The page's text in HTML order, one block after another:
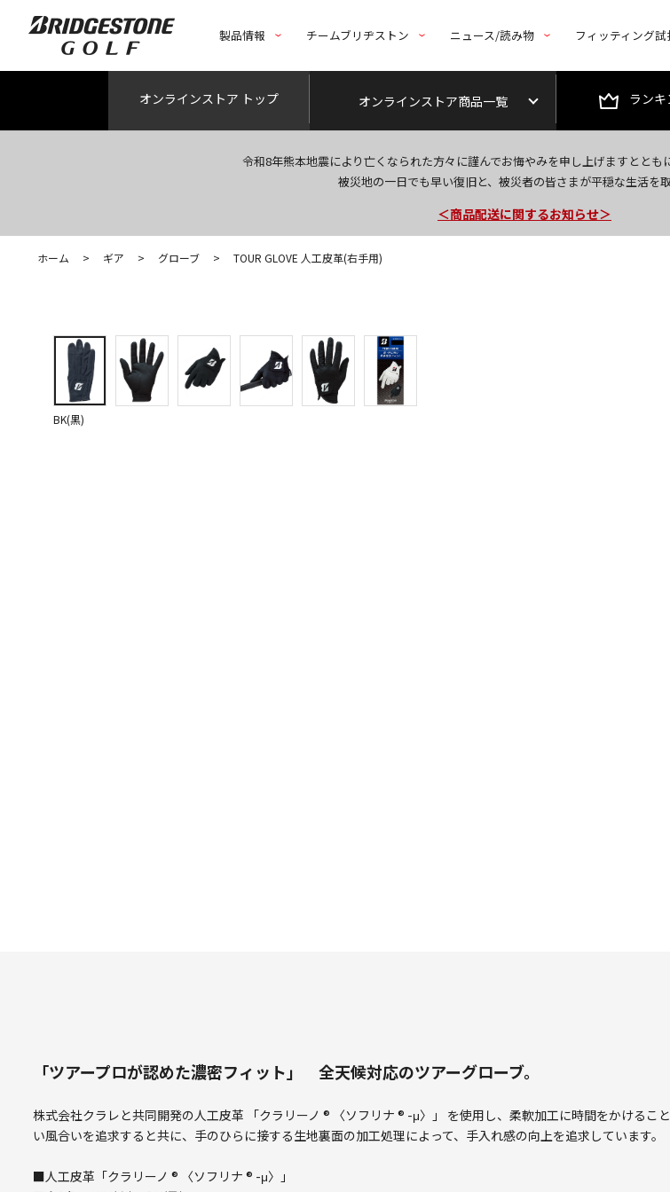
製品情報 チームブリヂストン ニュース/読み物 フィッティング
オンラインストア トップ オンラインストア商品一覧 ラン
令和8年熊本地震により亡くなられた方々に謹んでお悔やみを申し上げますととも
被災地の一日でも早い復旧と、被災者の皆さまが平穏な生活を
今なら新規会員登録で1,000円OFFクー
＜商品配送に関するお知らせ＞
＜夏季休暇中のご注文・発送・お問い合わ
ホーム > ギア > グローブ > TOUR GLOVE 人工皮革(右手用)
BK(黒)
「ツアープロが認めた濃密フィット」 全天候対応のツアーグローブ。
株式会社クラレと共同開発の人工皮革 「クラリーノ ® 〈ソフリナ ® -μ〉」 を使用し、柔軟加工に時間をかけるこ
い風合いを追求すると共に、手のひらに接する生地裏面の加工処理によって、手入れ感の向上を追求しています。
■人工皮革「クラリーノ ® 〈ソフリナ ® -μ〉」